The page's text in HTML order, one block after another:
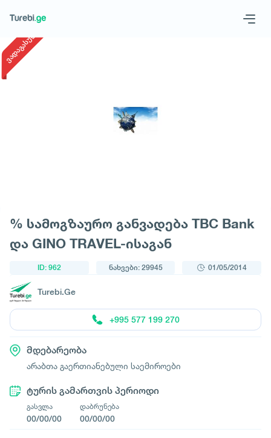
მოითხოვე ტური
ვადაგასული
% სამოგზაურო განვადება TBC Bank
და GINO TRAVEL-ისაგან
ID: 962 ნახვები: 29945 01/05/2014
Turebi.Ge
+995 577 199 270
მდებარეობა
არაბთა გაერთიანებული საემიროები
ტურის გამართვის პერიოდი
გასვლა
00/00/00
დაბრუნება
00/00/00